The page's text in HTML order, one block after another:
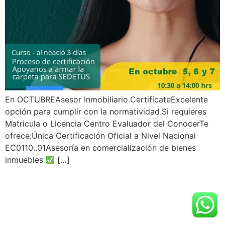
En OCTUBREAsesor Inmobiliario.CertifícateExcelente
opción para cumplir con la normatividad.Si requieres
Matricula o Licencia Centro Evaluador del ConocerTe
ofrece:Única Certificación Oficial a Nivel Nacional
EC0110..01Asesoría en comercialización de bienes
inmuebles
[…]